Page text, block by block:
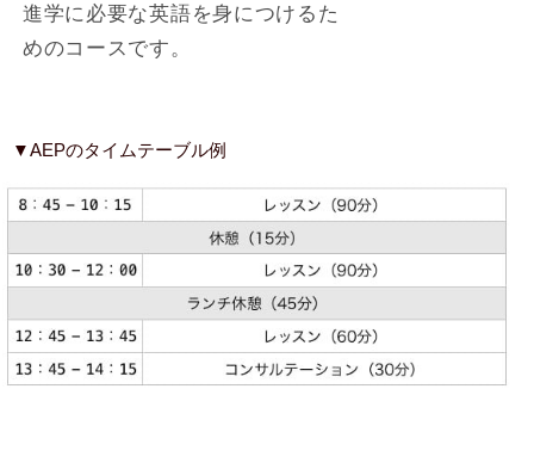
進学に必要な英語を身につけるた
めのコースです。
▼AEPのタイムテーブル例